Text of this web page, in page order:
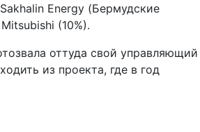
Energy (Бермудские
(10%).
оттуда свой управляющий
из проекта, где в год